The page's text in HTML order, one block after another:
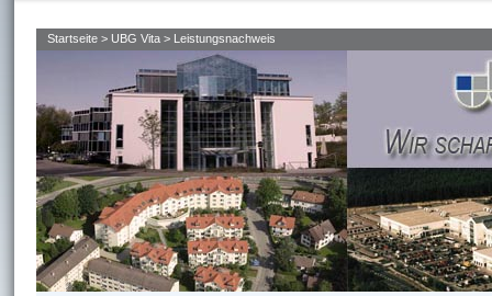
Startseite > UBG Vita > Leistungsnachweis